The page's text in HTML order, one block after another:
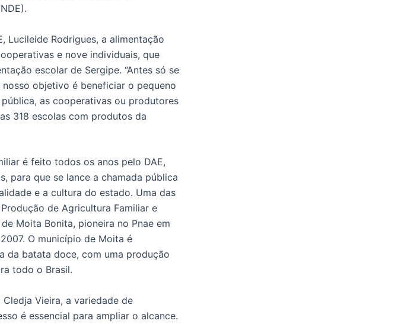
Lucileide Rodrigues, a alimentação
e nove individuais, que
escolar de Sergipe. “Antes só se
objetivo é beneficiar o pequeno
as cooperativas ou produtores
318 escolas com produtos da
é feito todos os anos pelo DAE,
para que se lance a chamada pública
e a cultura do estado. Uma das
de Agricultura Familiar e
Moita Bonita, pioneira no Pnae em
O município de Moita é
da batata doce, com uma produção
todo o Brasil.
Vieira, a variedade de
é essencial para ampliar o alcance.